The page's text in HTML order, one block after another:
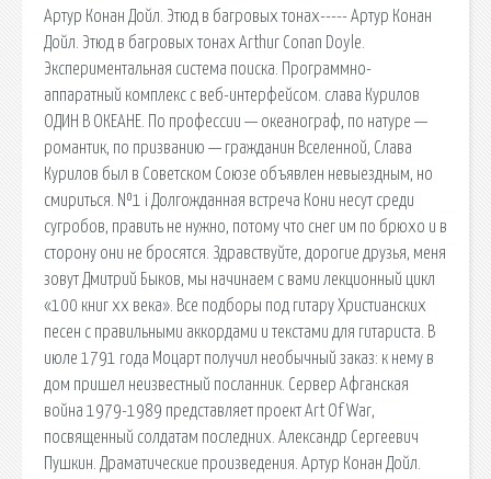
Артур Конан Дойл. Этюд в багровых тонах----- Артур Конан
Дойл. Этюд в багровых тонах Arthur Conan Doyle.
Экспериментальная система поиска. Программно-
аппаратный комплекс с веб-интерфейсом. cлава Курилов
ОДИН В ОКЕАНЕ. По профессии — океанограф, по натуре —
романтик, по призванию — гражданин Вселенной, Слава
Курилов был в Советском Союзе объявлен невыездным, но
смириться. №1 i Долгожданная встреча Кони несут среди
сугробов, править не нужно, потому что снег им по брюхо и в
сторону они не бросятся. Здравствуйте, дорогие друзья, меня
зовут Дмитрий Быков, мы начинаем с вами лекционный цикл
«100 книг xx века». Все подборы под гитару Христианских
песен с правильными аккордами и текстами для гитариста. В
июле 1791 года Моцарт получил необычный заказ: к нему в
дом пришел неизвестный посланник. Сервер Афганская
война 1979-1989 представляет проект Art Of War,
посвященный солдатам последних. Александр Сергеевич
Пушкин. Драматические произведения. Артур Конан Дойл.